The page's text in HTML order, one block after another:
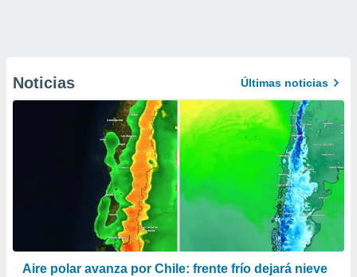
Noticias Últimas noticias
Aire polar avanza por Chile: frente frío dejará nieve